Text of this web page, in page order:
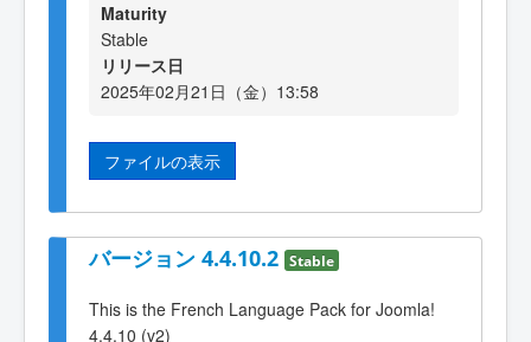
Maturity
Stable
リリース日
2025年02月21日（金）13:58
ファイルの表示
バージョン 4.4.10.2 Stable
This is the French Language Pack for Joomla!
4.4.10 (v2)